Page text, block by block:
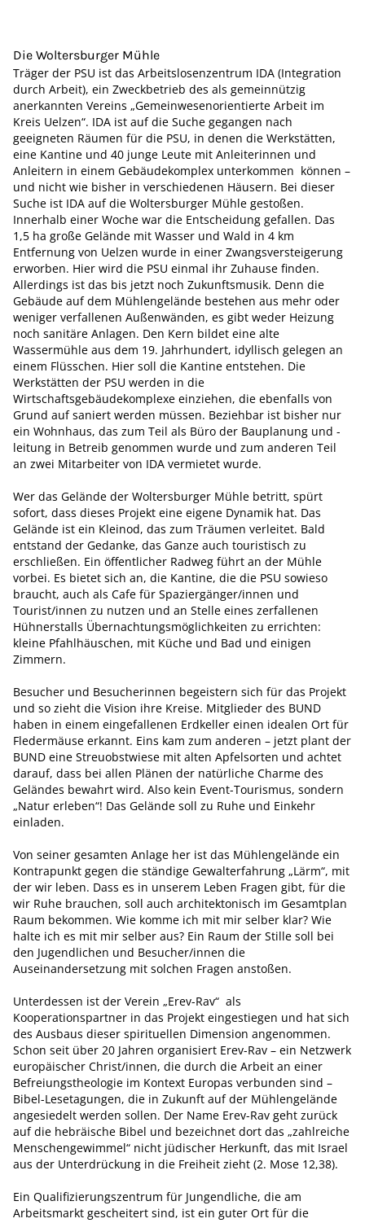
Die Woltersburger Mühle
Träger der PSU ist das Arbeitslosenzentrum IDA (Integration
durch Arbeit), ein Zweckbetrieb des als gemeinnützig
anerkannten Vereins „Gemeinwesenorientierte Arbeit im
Kreis Uelzen“. IDA ist auf die Suche gegangen nach
geeigneten Räumen für die PSU, in denen die Werkstätten,
eine Kantine und 40 junge Leute mit Anleiterinnen und
Anleitern in einem Gebäudekomplex unterkommen können –
und nicht wie bisher in verschiedenen Häusern. Bei dieser
Suche ist IDA auf die Woltersburger Mühle gestoßen.
Innerhalb einer Woche war die Entscheidung gefallen. Das
1,5 ha große Gelände mit Wasser und Wald in 4 km
Entfernung von Uelzen wurde in einer Zwangsversteigerung
erworben. Hier wird die PSU einmal ihr Zuhause finden.
Allerdings ist das bis jetzt noch Zukunftsmusik. Denn die
Gebäude auf dem Mühlengelände bestehen aus mehr oder
weniger verfallenen Außenwänden, es gibt weder Heizung
noch sanitäre Anlagen. Den Kern bildet eine alte
Wassermühle aus dem 19. Jahrhundert, idyllisch gelegen an
einem Flüsschen. Hier soll die Kantine entstehen. Die
Werkstätten der PSU werden in die
Wirtschaftsgebäudekomplexe einziehen, die ebenfalls von
Grund auf saniert werden müssen. Beziehbar ist bisher nur
ein Wohnhaus, das zum Teil als Büro der Bauplanung und -
leitung in Betreib genommen wurde und zum anderen Teil
an zwei Mitarbeiter von IDA vermietet wurde.
Wer das Gelände der Woltersburger Mühle betritt, spürt
sofort, dass dieses Projekt eine eigene Dynamik hat. Das
Gelände ist ein Kleinod, das zum Träumen verleitet. Bald
entstand der Gedanke, das Ganze auch touristisch zu
erschließen. Ein öffentlicher Radweg führt an der Mühle
vorbei. Es bietet sich an, die Kantine, die die PSU sowieso
braucht, auch als Cafe für Spaziergänger/innen und
Tourist/innen zu nutzen und an Stelle eines zerfallenen
Hühnerstalls Übernachtungsmöglichkeiten zu errichten:
kleine Pfahlhäuschen, mit Küche und Bad und einigen
Zimmern.
Besucher und Besucherinnen begeistern sich für das Projekt
und so zieht die Vision ihre Kreise. Mitglieder des BUND
haben in einem eingefallenen Erdkeller einen idealen Ort für
Fledermäuse erkannt. Eins kam zum anderen – jetzt plant der
BUND eine Streuobstwiese mit alten Apfelsorten und achtet
darauf, dass bei allen Plänen der natürliche Charme des
Geländes bewahrt wird. Also kein Event-Tourismus, sondern
„Natur erleben“! Das Gelände soll zu Ruhe und Einkehr
einladen.
Von seiner gesamten Anlage her ist das Mühlengelände ein
Kontrapunkt gegen die ständige Gewalterfahrung „Lärm“, mit
der wir leben. Dass es in unserem Leben Fragen gibt, für die
wir Ruhe brauchen, soll auch architektonisch im Gesamtplan
Raum bekommen. Wie komme ich mit mir selber klar? Wie
halte ich es mit mir selber aus? Ein Raum der Stille soll bei
den Jugendlichen und Besucher/innen die
Auseinandersetzung mit solchen Fragen anstoßen.
Unterdessen ist der Verein „Erev-Rav“ als
Kooperationspartner in das Projekt eingestiegen und hat sich
des Ausbaus dieser spirituellen Dimension angenommen.
Schon seit über 20 Jahren organisiert Erev-Rav – ein Netzwerk
europäischer Christ/innen, die durch die Arbeit an einer
Befreiungstheologie im Kontext Europas verbunden sind –
Bibel-Lesetagungen, die in Zukunft auf der Mühlengelände
angesiedelt werden sollen. Der Name Erev-Rav geht zurück
auf die hebräische Bibel und bezeichnet dort das „zahlreiche
Menschengewimmel“ nicht jüdischer Herkunft, das mit Israel
aus der Unterdrückung in die Freiheit zieht (2. Mose 12,38).
Ein Qualifizierungszentrum für Jungendliche, die am
Arbeitsmarkt gescheitert sind, ist ein guter Ort für die